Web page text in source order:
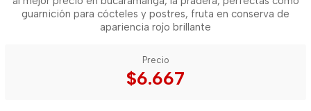
guarnición para cócteles y postres, fruta en conserva de
apariencia rojo brillante
Precio
$6.667